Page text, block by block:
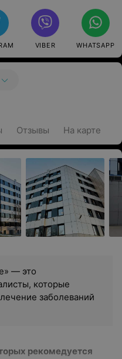
VIBER WHATSAPP
Отзывы На карте
— это
которые
заболеваний
рекомедуется